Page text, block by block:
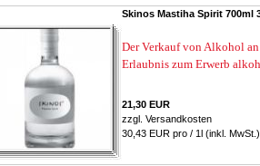
Skinos Mastiha Spirit 700ml
Der Verkauf von Alkohol
Erlaubnis zum Erwerb
21,30 EUR
zzgl. Versandkosten
30,43 EUR pro / 1l (inkl. MwSt.)